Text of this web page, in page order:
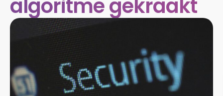
algoritme gekraakt